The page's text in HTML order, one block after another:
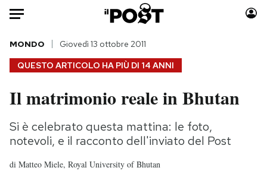
Auto
HOME
Italia
Politica
Internet
Moda
Consumismi
Ok Boomer!
QUESTO ARTICOLO HA PIÙ DI 14 ANNI
MONDO Giovedì 13 ottobre 2011
Il matrimonio reale in Bhutan
Si è celebrato questa mattina: le foto,
notevoli, e il racconto dell'inviato del Post
di Matteo Miele, Royal University of Bhutan